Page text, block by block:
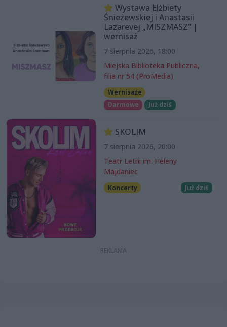
Wystawa Elżbiety
Śnieżewskiej i Anastasii
Lazarevej „MISZMASZ” |
wernisaż
7 sierpnia 2026, 18:00
Miejska Biblioteka Publiczna,
filia nr 54 (ProMedia)
Wernisaże
Darmowe
Już dziś
SKOLIM
7 sierpnia 2026, 20:00
Teatr Letni im. Heleny
Majdaniec
Koncerty Już dziś